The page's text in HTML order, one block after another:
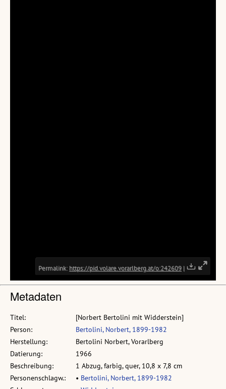
Metadaten
Titel:
[Norbert Bertolini mit Widderstein]
Person:
Bertolini, Norbert, 1899-1982
Herstellung:
Bertolini Norbert, Vorarlberg
Datierung:
1966
Beschreibung:
1 Abzug, farbig, quer, 10,8 x 7,8 cm
Personenschlagw.:
• Bertolini, Norbert, 1899-1982